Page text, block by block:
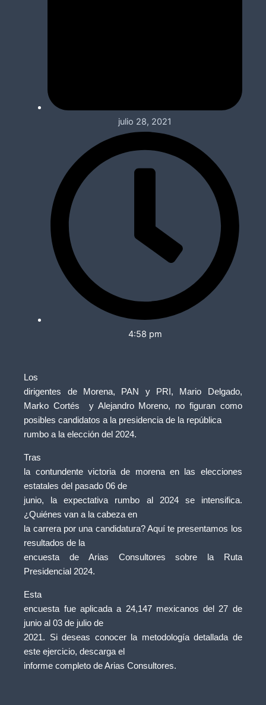
julio 28, 2021
4:58 pm
Los
dirigentes de Morena, PAN y PRI, Mario Delgado,
Marko Cortés
y Alejandro Moreno, no figuran como
posibles candidatos a la presidencia de la república
rumbo a la elección del 2024.
Tras
la contundente victoria de morena en las elecciones
estatales del pasado 06 de
junio, la expectativa rumbo al 2024 se intensifica.
¿Quiénes van a la cabeza en
la carrera por una candidatura? Aquí te presentamos los
resultados de la
encuesta de Arias Consultores sobre la Ruta
Presidencial 2024.
Esta
encuesta fue aplicada a 24,147 mexicanos del 27 de
junio al 03 de julio de
2021. Si deseas conocer la metodología detallada de
este ejercicio, descarga el
informe completo de Arias Consultores.